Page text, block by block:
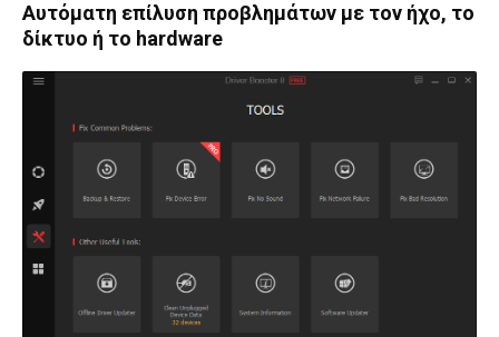
Αυτόματη επίλυση προβλημάτων με τον ήχο, το
δίκτυο ή το hardware